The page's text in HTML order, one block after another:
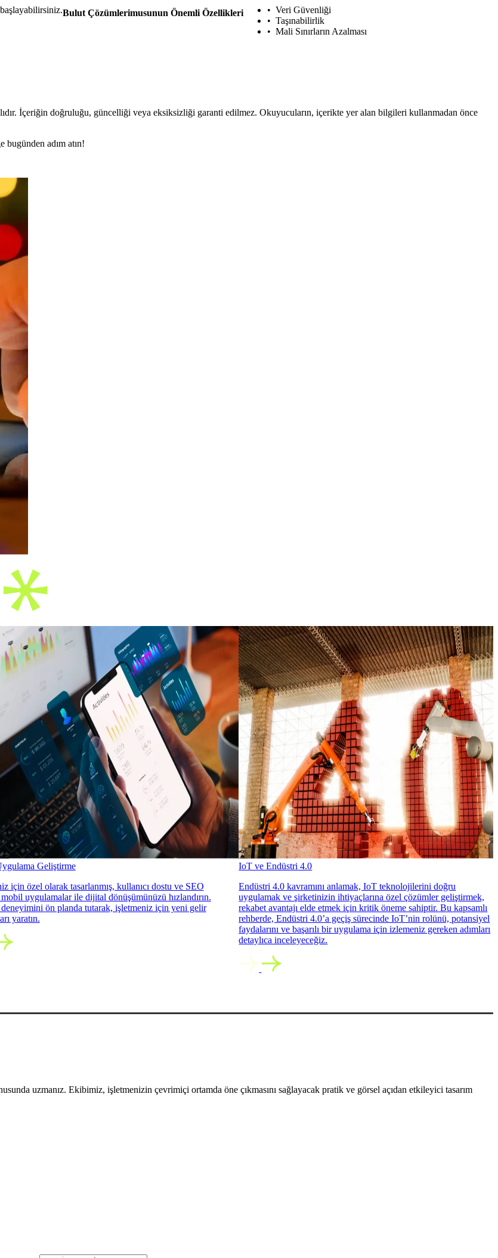
Bulut Çözümlerimusunun Önemli Özellikleri
Veri Güvenliği
Taşınabilirlik
Mali Sınırların Azalması
İçeriğin doğruluğu, güncelliği veya eksiksizliği garanti edilmez. Okuyucuların, içerikte yer alan bilgileri kullanmadan önce
bugünden adım atın!
Geliştirme
için özel olarak tasarlanmış, kullanıcı dostu ve SEO
uygulamalar ile dijital dönüşümünüzü hızlandırın.
ön planda tutarak, işletmeniz için yeni gelir
yaratın.
IoT ve Endüstri 4.0
Endüstri 4.0 kavramını anlamak, IoT teknolojilerini doğru
uygulamak ve şirketinizin ihtiyaçlarına özel çözümler geliştirmek,
rekabet avantajı elde etmek için kritik öneme sahiptir. Bu kapsamlı
rehberde, Endüstri 4.0’a geçiş sürecinde IoT’nin rolünü, potansiyel
faydalarını ve başarılı bir uygulama için izlemeniz gereken adımları
detaylıca inceleyeceğiz.
uzmanız. Ekibimiz, işletmenizin çevrimiçi ortamda öne çıkmasını sağlayacak pratik ve görsel açıdan etkileyici tasarım